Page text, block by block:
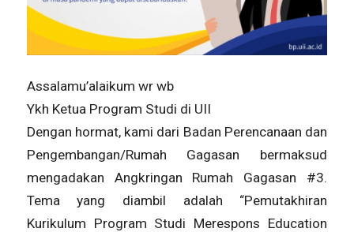
Assalamu’alaikum wr wb
Ykh Ketua Program Studi di UII
Dengan hormat, kami dari Badan Perencanaan dan
Pengembangan/Rumah Gagasan bermaksud
mengadakan Angkringan Rumah Gagasan #3.
Tema yang diambil adalah “Pemutakhiran
Kurikulum Program Studi Merespons Education